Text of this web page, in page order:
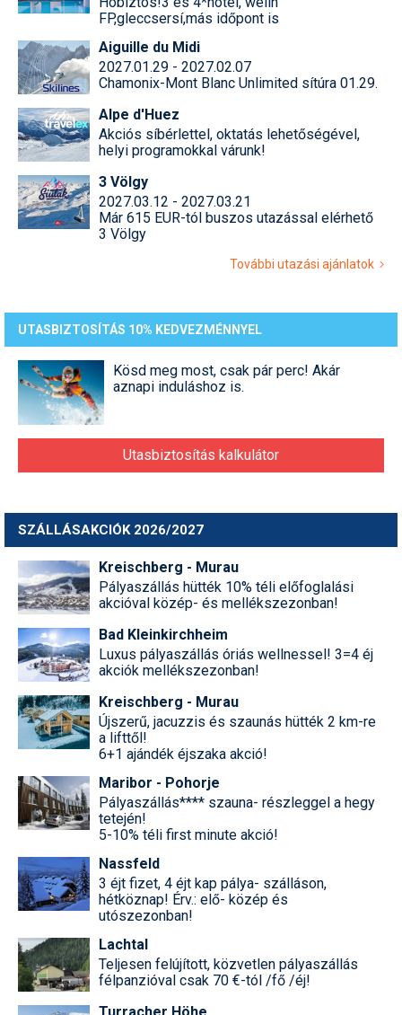
FP,gleccsersí,más időpont is
Aiguille du Midi
2027.01.29 - 2027.02.07
Chamonix-Mont Blanc Unlimited sítúra 01.29.
Alpe d'Huez
Akciós síbérlettel, oktatás lehetőségével,
helyi programokkal várunk!
3 Völgy
2027.03.12 - 2027.03.21
Már 615 EUR-tól buszos utazással elérhető
3 Völgy
További utazási ajánlatok
UTASBIZTOSÍTÁS 10% KEDVEZMÉNNYEL
Kösd meg most, csak pár perc! Akár
aznapi induláshoz is.
Utasbiztosítás kalkulátor
SZÁLLÁSAKCIÓK 2026/2027
Kreischberg - Murau
Pályaszállás hütték 10% téli előfoglalási
akcióval közép- és mellékszezonban!
Bad Kleinkirchheim
Luxus pályaszállás óriás wellnessel! 3=4 éj
akciók mellékszezonban!
Kreischberg - Murau
Újszerű, jacuzzis és szaunás hütték 2 km-re
a lifttől!
6+1 ajándék éjszaka akció!
Maribor - Pohorje
Pályaszállás**** szauna- részleggel a hegy
tetején!
5-10% téli first minute akció!
Nassfeld
3 éjt fizet, 4 éjt kap pálya- szálláson,
hétköznap! Érv.: elő- közép és
utószezonban!
Lachtal
Teljesen felújított, közvetlen pályaszállás
félpanzióval csak 70 €-tól /fő /éj!